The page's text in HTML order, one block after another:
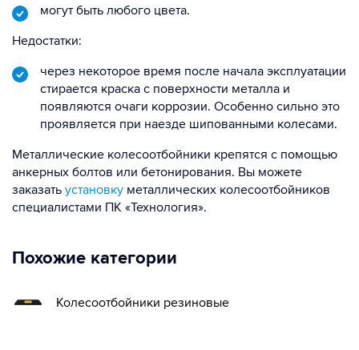
могут быть любого цвета.
Недостатки:
через некоторое время после начала эксплуатации
стирается краска с поверхности металла и
появляются очаги коррозии. Особенно сильно это
проявляется при наезде шипованными колесами.
Металлические колесоотбойники крепятся с помощью
анкерных болтов или бетонирования. Вы можете
заказать установку металлических колесоотбойников
специалистами ПК «Технология».
Похожие категории
Колесоотбойники резиновые